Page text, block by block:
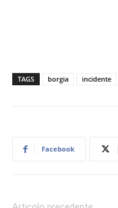
TAGS borgia incidente
Facebook